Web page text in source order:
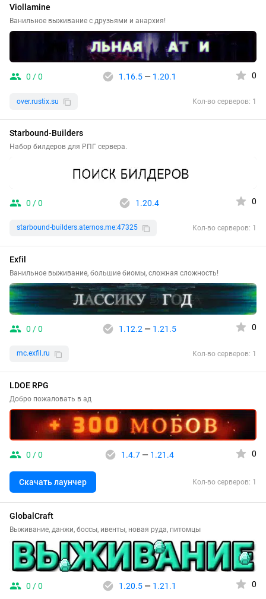
Viollamine
Ванильное выживание с друзьями и анархия!
0 / 0 1.16.5— 1.20.1 0
over.rustix.su Кол-во серверов: 1
Starbound-Builders
Набор билдеров для РПГ сервера.
0 / 0 1.20.4 0
starbound-builders.aternos.me:47325 Кол-во серверов: 1
Exfil
Ванильное выживание, большие биомы, сложная сложность!
0 / 0 1.12.2 — 1.21.5 0
mc.exfil.ru Кол-во серверов: 1
LDOE RPG
Добро пожаловать в ад
0 / 0 1.4.7— 1.21.4 0
Скачать лаунчер Кол-во серверов: 1
GlobalCraft
Выживание, данжи, боссы, ивенты, новая руда, питомцы
0 / 0 1.20.5— 1.21.1 0